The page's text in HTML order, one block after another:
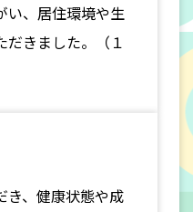
い、居住環境や生
だきました。（１
き、健康状態や成